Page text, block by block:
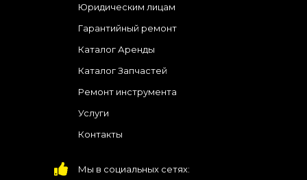
Юридическим лицам
Гарантийный ремонт
Каталог Аренды
Каталог Запчастей
Ремонт инструмента
Услуги
Контакты
Мы в социальных сетях: